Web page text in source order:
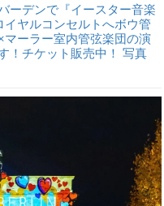
ーデンで『イースター音楽
ヤルコンセルトへボウ管
ーラー室内管弦楽団の演
！チケット販売中！ 写真